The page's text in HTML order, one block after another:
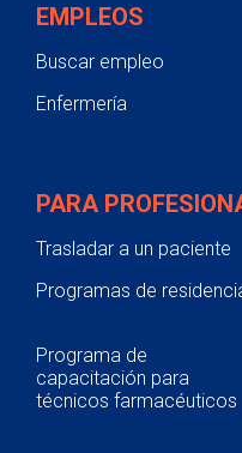
EMPLEOS
Buscar empleo
Enfermería
PARA
Trasladar a un paciente
Programas de
Programa de
capacitación para
técnicos farmacéuticos